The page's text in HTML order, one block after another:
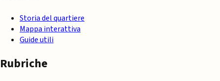
Storia del quartiere
Mappa interattiva
Guide utili
Rubriche